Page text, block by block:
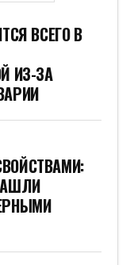
ВСЕГО В
ИЗ-ЗА